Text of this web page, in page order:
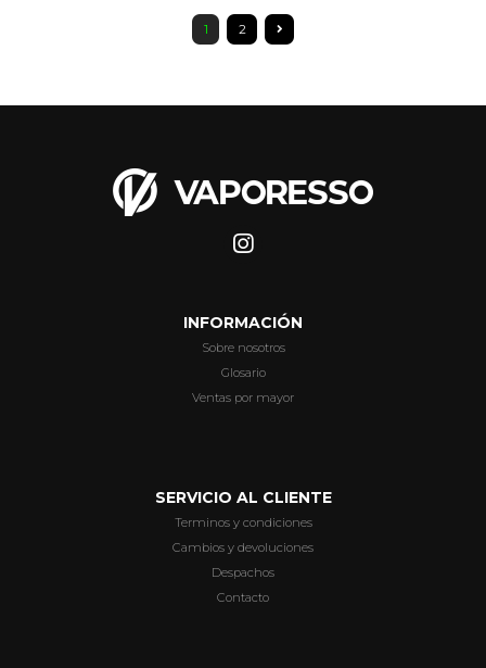
1 2
INFORMACIÓN
Sobre nosotros
Glosario
Ventas por mayor
SERVICIO AL CLIENTE
Terminos y condiciones
Cambios y devoluciones
Despachos
Contacto